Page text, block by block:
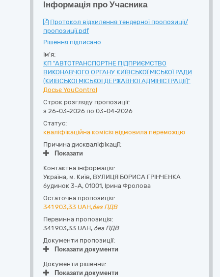
Інформація про Учасника
Протокол відхилення тендерної пропозиції/
пропозиції.pdf
Рішення підписано
Ім'я:
КП "АВТОТРАНСПОРТНЕ ПІДПРИЄМСТВО
ВИКОНАВЧОГО ОРГАНУ КИЇВСЬКОЇ МІСЬКОЇ РАДИ
(КИЇВСЬКОЇ МІСЬКОЇ ДЕРЖАВНОЇ АДМІНІСТРАЦІЇ)"
Досьє YouControl
Строк розгляду пропозиції:
з 26-03-2026 по 03-04-2026
Статус:
кваліфікаційна комісія відмовила переможцю
Причина дискваліфікації:
Показати
Контактна інформація:
Україна, м. Київ, ВУЛИЦЯ БОРИСА ГРІНЧЕНКА
будинок 3-А, 01001, Ірина Фролова
Остаточна пропозиція:
341 903,33 UAH,без ПДВ
Первинна пропозиція:
341 903,33 UAH, без ПДВ
Документи пропозиції:
Показати документи
Документи рішення:
Показати документи